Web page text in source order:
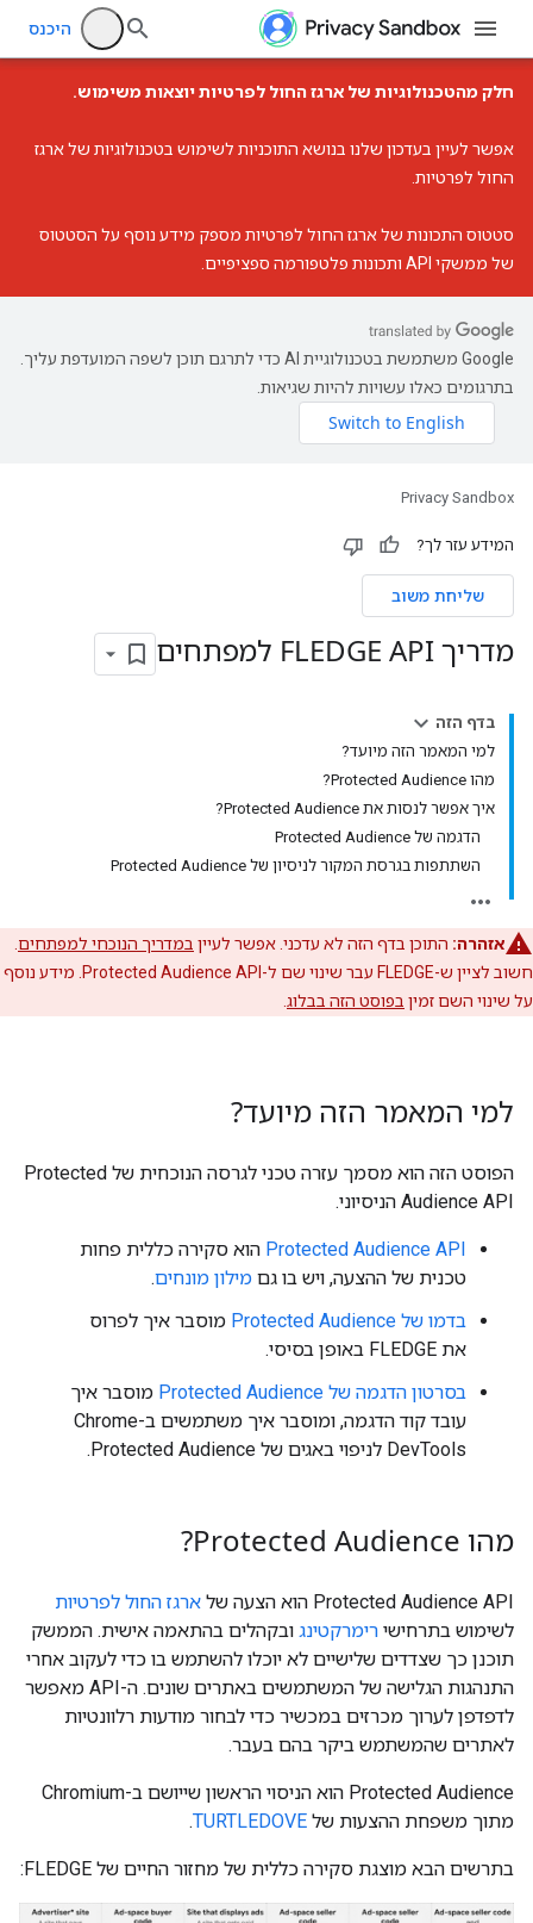
היכנס
חלק מהטכנולוגיות של ארגז החול לפרטיות יוצאות משימוש.
אפשר לעיין בעדכון שלנו בנושא התוכניות לשימוש בטכנולוגיות של ארגז
החול לפרטיות
סטטוס התכונות של ארגז החול לפרטיות מספק מידע נוסף על הסטטוס
של ממשקי API ותכונות פלטפורמה ספציפיים.
‫Google משתמשת בטכנולוגיית AI כדי לתרגם תוכן לשפה המועדפת עליך.
בתרגומים כאלו עשויות להיות שגיאות.
Privacy Sandbox
המידע עזר לך?
שליחת משוב
מדריך FLEDGE API למפתחים
בדף הזה
למי המאמר הזה מיועד?
מהו Protected Audience?
איך אפשר לנסות את Protected Audience?
הדגמה של Protected Audience
השתתפות בגרסת המקור לניסיון של Protected Audience
אזהרה: התוכן בדף הזה לא עדכני. אפשר לעיין במדריך הנוכחי למפתחים
חשוב לציין ש-FLEDGE עבר שינוי שם ל-Protected Audience API. מידע נוסף
על שינוי השם זמין בפוסט הזה בבלוג
למי המאמר הזה מיועד?
הפוסט הזה הוא מסמך עזרה טכני לגרסה הנוכחית של Protected
Audience API הניסיוני.
Protected Audience API הוא סקירה כללית פחות
טכנית של ההצעה, ויש בו גם מילון מונחים.
בדמו של Protected Audience
מוסבר איך לפרוס
את FLEDGE באופן בסיסי.
בסרטון הדגמה של Protected Audience
מוסבר איך
עובד קוד הדגמה, ומוסבר איך משתמשים ב-Chrome
DevTools לניפוי באגים של Protected Audience.
מהו Protected Audience?
Protected Audience API הוא הצעה של
ארגז החול לפרטיות
לשימוש בתרחישי רימרקטינג ובקהלים בהתאמה אישית. הממשק
תוכנן כך שצדדים שלישיים לא יוכלו להשתמש בו כדי לעקוב אחרי
התנהגות הגלישה של המשתמשים באתרים שונים. ה-API מאפשר
לדפדפן לערוך מכרזים במכשיר כדי לבחור מודעות רלוונטיות
לאתרים שהמשתמש ביקר בהם בעבר.
Protected Audience הוא הניסוי הראשון שייושם ב-Chromium
מתוך משפחת ההצעות של TURTLEDOVE
.
בתרשים הבא מוצגת סקירה כללית של מחזור החיים של FLEDGE: